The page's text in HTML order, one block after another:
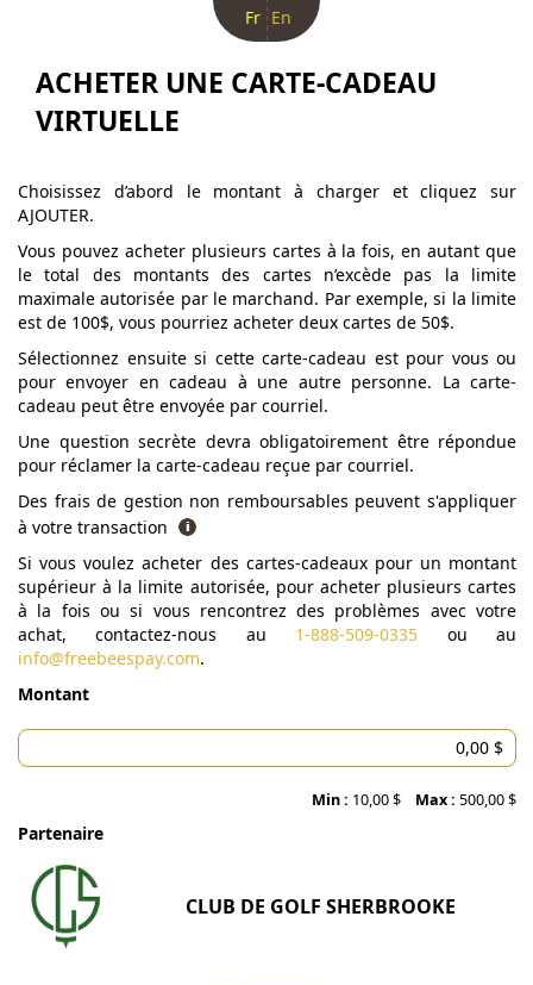
Fr En
ACHETER UNE CARTE-CADEAU
VIRTUELLE
Choisissez d’abord le montant à charger et cliquez sur
AJOUTER.
Vous pouvez acheter plusieurs cartes à la fois, en autant que
le total des montants des cartes n’excède pas la limite
maximale autorisée par le marchand. Par exemple, si la limite
est de 100$, vous pourriez acheter deux cartes de 50$.
Sélectionnez ensuite si cette carte-cadeau est pour vous ou
pour envoyer en cadeau à une autre personne. La carte-
cadeau peut être envoyée par courriel.
Une question secrète devra obligatoirement être répondue
pour réclamer la carte-cadeau reçue par courriel.
Des frais de gestion non remboursables peuvent s'appliquer
à votre transaction
Si vous voulez acheter des cartes-cadeaux pour un montant
supérieur à la limite autorisée, pour acheter plusieurs cartes
à la fois ou si vous rencontrez des problèmes avec votre
achat, contactez-nous au 1-888-509-0335 ou au
info@freebeespay.com.
Montant
Min : 10,00 $ Max : 500,00 $
Partenaire
CLUB DE GOLF SHERBROOKE